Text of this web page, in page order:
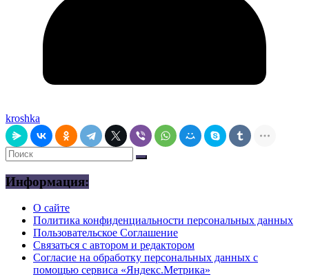
kroshka
Информация:
О сайте
Политика конфиденциальности персональных данных
Пользовательское Соглашение
Связаться с автором и редактором
Согласие на обработку персональных данных с
помощью сервиса «Яндекс.Метрика»